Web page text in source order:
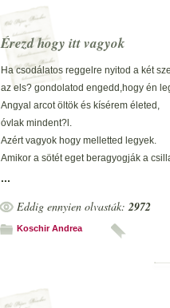
Érezd hogy itt vagyok
Ha csodálatos reggelre nyitod a két
az els? gondolatod engedd,hogy én
Angyal arcot öltök és kísérem életed,
óvlak mindent?l.
Azért vagyok hogy melletted legyek.
Amikor a sötét eget beragyogják a
...
Eddig ennyien olvasták:2972
Koschir Andrea